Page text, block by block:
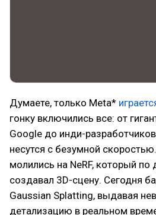
Думаете, только Meta*
гонку включились все: от
Google до инди-
несутся с безумной
молились на NeRF, который по
создавал 3D-сцену. Сегодня
Gaussian Splatting, выдавая
детализацию в реальном